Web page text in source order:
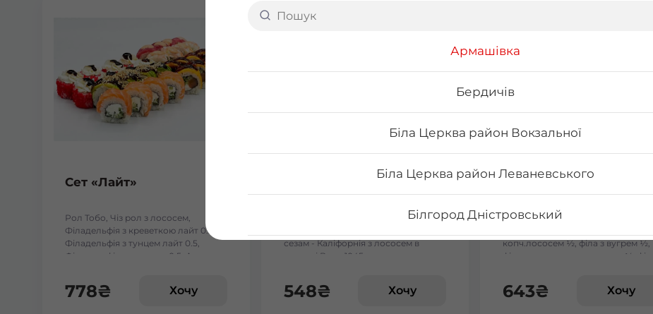
Армашівка
Бердичів
Біла Церква район Вокзальної
Біла Церква район Леваневського
Білгород Дністровський
Бориспіль Головатого
Бориспіль Робітнича
Сет «Лайт»
Рол Тобо, Чіз рол з лососем,
Філадельфія з креветкою лайт 0.5,
Філадельфія з тунцем лайт 0.5,
Філадельфія з лососем 0.5, Авокадо
778₴ Хочу
сезам - Каліфорнія з лососем в
кунжуті Вага: 1045 г
548₴ Хочу
Сет Токіо
Вага: 1090 г Склад: філа з лососесм
копч.лососем ½, філа з вугрем ½,
філа з тигровою креветкою ½, філа
643₴ Хочу